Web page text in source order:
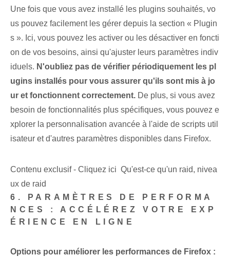
Une fois que vous avez installé les plugins souhaités, vo
us pouvez facilement les gérer depuis la section⁤ « Plugin
s ». Ici, vous pouvez les activer ou les désactiver en foncti
on de vos besoins, ainsi qu'ajuster leurs paramètres indiv
iduels. N'oubliez pas de vérifier périodiquement les pl
ugins installés pour vous assurer qu'ils sont mis à jo
ur et fonctionnent correctement. De plus, si vous avez
besoin de fonctionnalités plus spécifiques, vous pouvez e
xplorer la personnalisation avancée à l'aide de scripts util
isateur et d'autres paramètres disponibles dans Firefox.
Contenu exclusif - Cliquez ici Qu'est-ce qu'un raid, nivea
ux de raid
6. PARAMÈTRES DE PERFORMA
NCES : ACCÉLÉREZ VOTRE EXP
ÉRIENCE EN LIGNE
Options pour améliorer les performances de Firefox :